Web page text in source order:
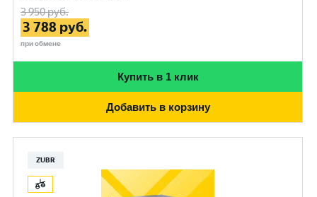
3 950руб.
3 788 руб.
при обмене
Купить в 1 клик
Добавить в корзину
ZUBR